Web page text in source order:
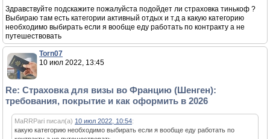
Здравствуйте подскажите пожалуйста подойдет ли страховка тинькоф ?
Выбираю там есть категории активный отдых и т.д а какую категорию
необходимо выбирать если я вообще еду работать по контракту а не
путешествовать
Torn07
10 июл 2022, 13:45
Re: Страховка для визы во Францию (Шенген):
требования, покрытие и как оформить в 2026
MaRRPari писал(а) 10 июл 2022, 10:54:
какую категорию необходимо выбирать если я вообще еду работать по